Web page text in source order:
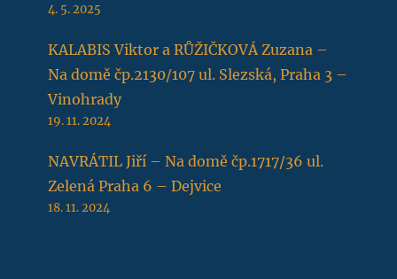
4. 5. 2025
KALABIS Viktor a RŮŽIČKOVÁ Zuzana –
Na domě čp.2130/107 ul. Slezská, Praha 3 –
Vinohrady
19. 11. 2024
NAVRÁTIL Jiří – Na domě čp.1717/36 ul.
Zelená Praha 6 – Dejvice
18. 11. 2024